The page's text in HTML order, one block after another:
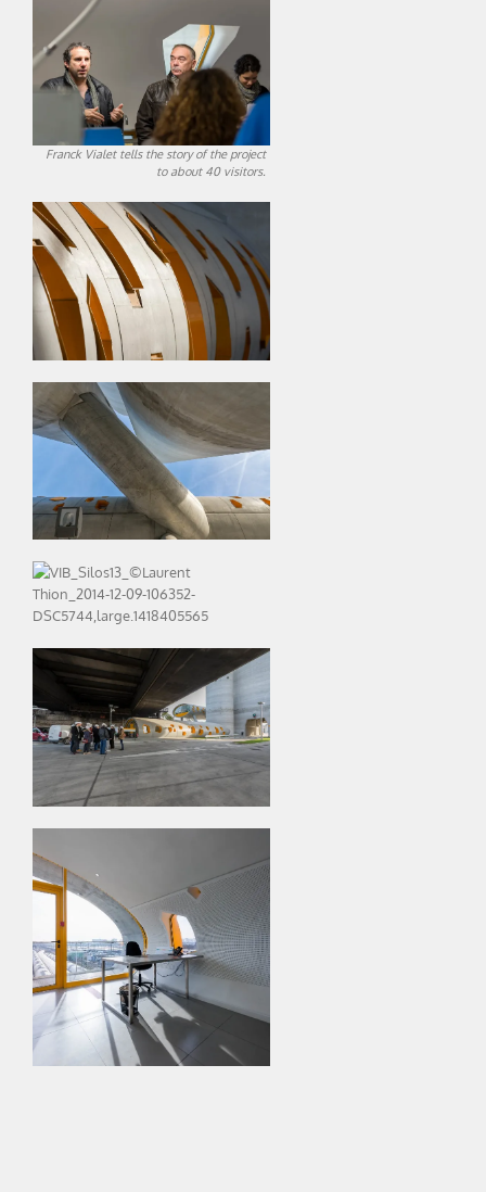
Franck Vialet tells the story of the project
to about 40 visitors.